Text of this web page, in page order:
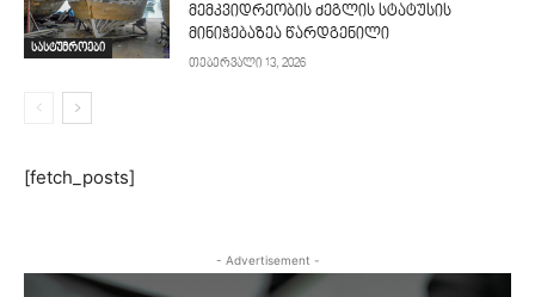
სასტუმროები
მემკვიდრეობის ძეგლის სტატუსის
მინიჭებაზეა წარდგენილი
თებერვალი 13, 2026
[fetch_posts]
- Advertisement -